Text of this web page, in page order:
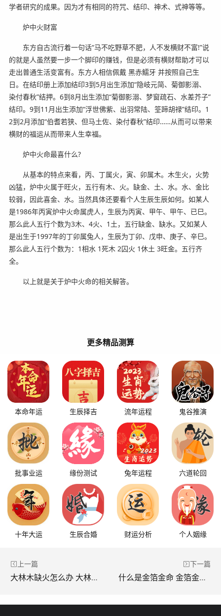
学者研究的成果。因为才有相同的符咒、结印、神术、式神等等。
炉中火财富
东方自古流行着一句话“马不吃野草不肥，人不发横财不富!”说
的就是人虽然要一步一个脚印的赚钱，但是必须有横财帮助才可以
走出普通生活变富有。东方人相信佩戴 黑赤鱬牙 并按照自己生
日。在结印册上添加结印3到5月出生添加“隐岐元简、菊御影溺、
染付春秋”结押。6到8月出生添加“菊御影溺、梦窗疏石、水差芥子”
结印。9到11月出生添加“浮世佛紫、出羽常陆、筌蹄胡禄”结印。1
2到2月添加“伯耆若狭、但马土佐、染付春秋”结印……从而可以带来
横财的福运从而带来人生幸福。
炉中火命最喜什么?
从基本的特点来看，丙、丁属火，寅、卯属木。木生火，火势
凶猛，炉中火属于旺火，五行有木、火。缺金、土、水。水、金比
较弱，因此喜金、水。当然具体还要看个人生辰生辰如何。如某人
是1986年丙寅炉中火命属虎人，生辰为丙寅、甲午、甲午、已巳。
那么此人五行个数为3木、4火、1土，五行缺金、缺水。又如某人
是出生于1997年的丁卯属兔人，生辰为丁卯、戊申、庚子、辛巳。
那么此人五行个数为：1相水 1死木 2囚火 1休土 3旺金。五行齐
全。
以上就是关于炉中火命的相关解答。
更多精品测算
本命年运 生辰择吉 流年运程 鬼谷推演
批事业运 缘份测试 兔年运程 六道轮回
十年大运 生辰合婚 财运分析 个人姻缘
上一篇
大林木缺火怎么办 大林木命缺火佩戴什么
下一篇
什么是金箔金命 金箔金命好不好